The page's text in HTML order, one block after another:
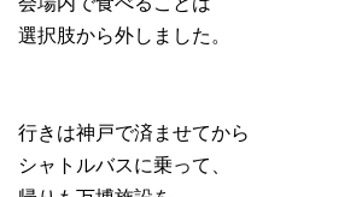
選択肢から外しました。
行きは神戸で済ませてから
シャトルバスに乗って、